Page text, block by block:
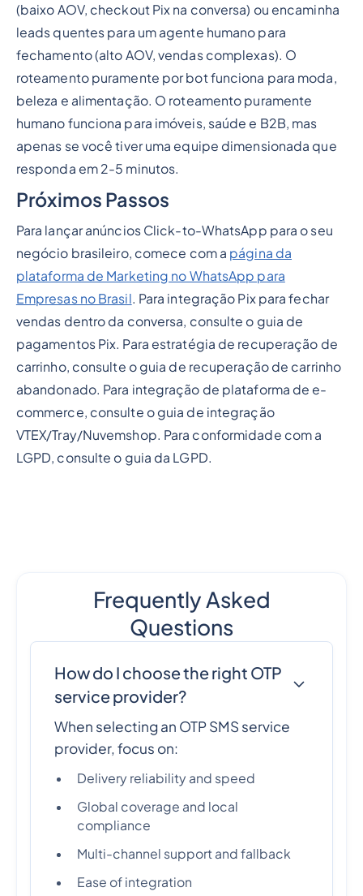
(baixo AOV, checkout Pix na conversa) ou encaminha
leads quentes para um agente humano para
fechamento (alto AOV, vendas complexas). O
roteamento puramente por bot funciona para moda,
beleza e alimentação. O roteamento puramente
humano funciona para imóveis, saúde e B2B, mas
apenas se você tiver uma equipe dimensionada que
responda em 2-5 minutos.
Próximos Passos
Para lançar anúncios Click-to-WhatsApp para o seu
negócio brasileiro, comece com a página da
plataforma de Marketing no WhatsApp para
Empresas no Brasil. Para integração Pix para fechar
vendas dentro da conversa, consulte o guia de
pagamentos Pix. Para estratégia de recuperação de
carrinho, consulte o guia de recuperação de carrinho
abandonado. Para integração de plataforma de e-
commerce, consulte o guia de integração
VTEX/Tray/Nuvemshop. Para conformidade com a
LGPD, consulte o guia da LGPD.
Frequently Asked
Questions
How do I choose the right OTP
service provider?
When selecting an OTP SMS service
provider, focus on:
Delivery reliability and speed
Global coverage and local
compliance
Multi-channel support and fallback
Ease of integration